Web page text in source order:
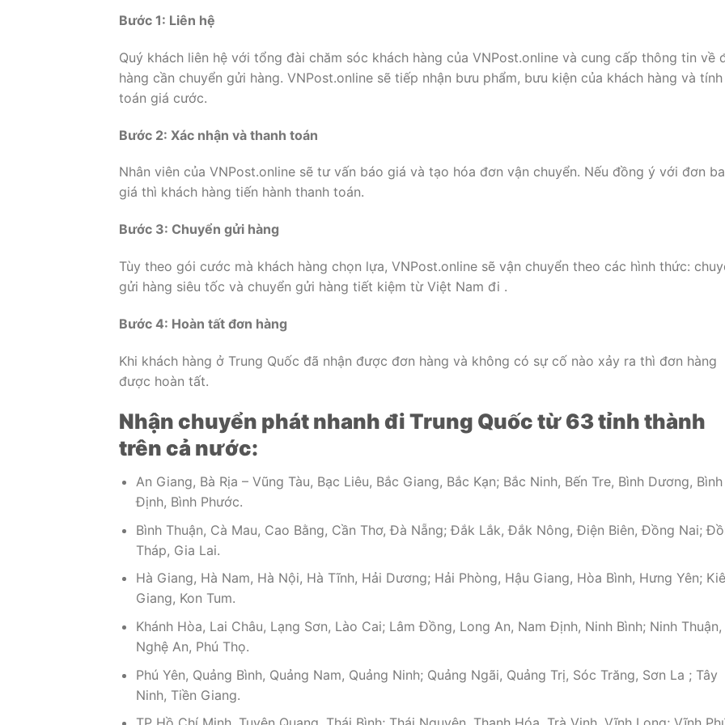
Bước 1: Liên hệ
Quý khách liên hệ với tổng đài chăm sóc khách hàng của VNPost.online và cung cấp thông tin về
hàng cần chuyển gửi hàng. VNPost.online sẽ tiếp nhận bưu phẩm, bưu kiện của khách hàng và tính
toán giá cước.
Bước 2: Xác nhận và thanh toán
Nhân viên của VNPost.online sẽ tư vấn báo giá và tạo hóa đơn vận chuyển. Nếu đồng ý với đơn
giá thì khách hàng tiến hành thanh toán.
Bước 3: Chuyển gửi hàng
Tùy theo gói cước mà khách hàng chọn lựa, VNPost.online sẽ vận chuyển theo các hình thức:
gửi hàng siêu tốc và chuyển gửi hàng tiết kiệm từ Việt Nam đi .
Bước 4: Hoàn tất đơn hàng
Khi khách hàng ở Trung Quốc đã nhận được đơn hàng và không có sự cố nào xảy ra thì đơn hàng
được hoàn tất.
Nhận chuyển phát nhanh đi Trung Quốc từ63 tỉnh thành
trên cả nước:
An Giang, Bà Rịa – Vũng Tàu, Bạc Liêu, Bắc Giang, Bắc Kạn; Bắc Ninh, Bến Tre, Bình Dương, Bình
Định, Bình Phước.
Bình Thuận, Cà Mau, Cao Bằng, Cần Thơ, Đà Nẵng; Đắk Lắk, Đắk Nông, Điện Biên, Đồng Nai;
Tháp, Gia Lai.
Hà Giang, Hà Nam, Hà Nội, Hà Tĩnh, Hải Dương; Hải Phòng, Hậu Giang, Hòa Bình, Hưng Yên;
Giang, Kon Tum.
Khánh Hòa, Lai Châu, Lạng Sơn, Lào Cai; Lâm Đồng, Long An, Nam Định, Ninh Bình; Ninh Thuận,
Nghệ An, Phú Thọ.
Phú Yên, Quảng Bình, Quảng Nam, Quảng Ninh; Quảng Ngãi, Quảng Trị, Sóc Trăng, Sơn La ; Tây
Ninh, Tiền Giang.